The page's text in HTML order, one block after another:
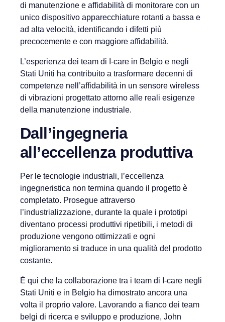
di manutenzione e affidabilità di monitorare con un
unico dispositivo apparecchiature rotanti a bassa e
ad alta velocità, identificando i difetti più
precocemente e con maggiore affidabilità.
L’esperienza dei team di I-care in Belgio e negli
Stati Uniti ha contribuito a trasformare decenni di
competenze nell’affidabilità in un sensore wireless
di vibrazioni progettato attorno alle reali esigenze
della manutenzione industriale.
Dall’ingegneria
all’eccellenza produttiva
Per le tecnologie industriali, l’eccellenza
ingegneristica non termina quando il progetto è
completato. Prosegue attraverso
l’industrializzazione, durante la quale i prototipi
diventano processi produttivi ripetibili, i metodi di
produzione vengono ottimizzati e ogni
miglioramento si traduce in una qualità del prodotto
costante.
È qui che la collaborazione tra i team di I-care negli
Stati Uniti e in Belgio ha dimostrato ancora una
volta il proprio valore. Lavorando a fianco dei team
belgi di ricerca e sviluppo e produzione, John